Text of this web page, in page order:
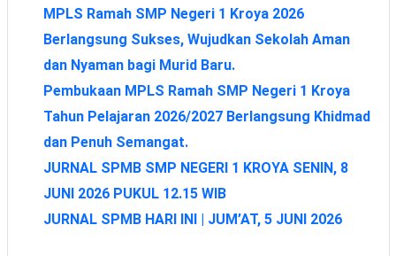
MPLS Ramah SMP Negeri 1 Kroya 2026
Berlangsung Sukses, Wujudkan Sekolah Aman
dan Nyaman bagi Murid Baru.
Pembukaan MPLS Ramah SMP Negeri 1 Kroya
Tahun Pelajaran 2026/2027 Berlangsung Khidmad
dan Penuh Semangat.
JURNAL SPMB SMP NEGERI 1 KROYA SENIN, 8
JUNI 2026 PUKUL 12.15 WIB
JURNAL SPMB HARI INI | JUM’AT, 5 JUNI 2026